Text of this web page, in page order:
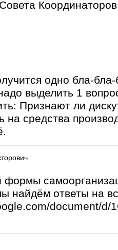
Совета
одно бла-бла-
выделить 1
Признают ли
на средства
формы
найдём ответы на
document/d/